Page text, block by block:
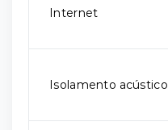
Internet
Isolamento acústico